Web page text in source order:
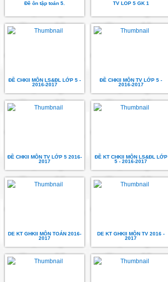
Đề ôn tập toán 5. TV LOP 5 GK 1
ĐỀ CHKII MÔN LS&ĐL LỚP 5 -
2016-2017
ĐỀ CHKII MÔN TV LỚP 5 -
2016-2017
ĐỀ CHKII MÔN TV LỚP 5 2016-
2017
ĐỀ KT CHKII MÔN LS&ĐL LỚP
5 - 2016-2017
DE KT GHKII MÔN TOÁN 2016-
2017
DE KT GHKII MÔN TV 2016 -
2017